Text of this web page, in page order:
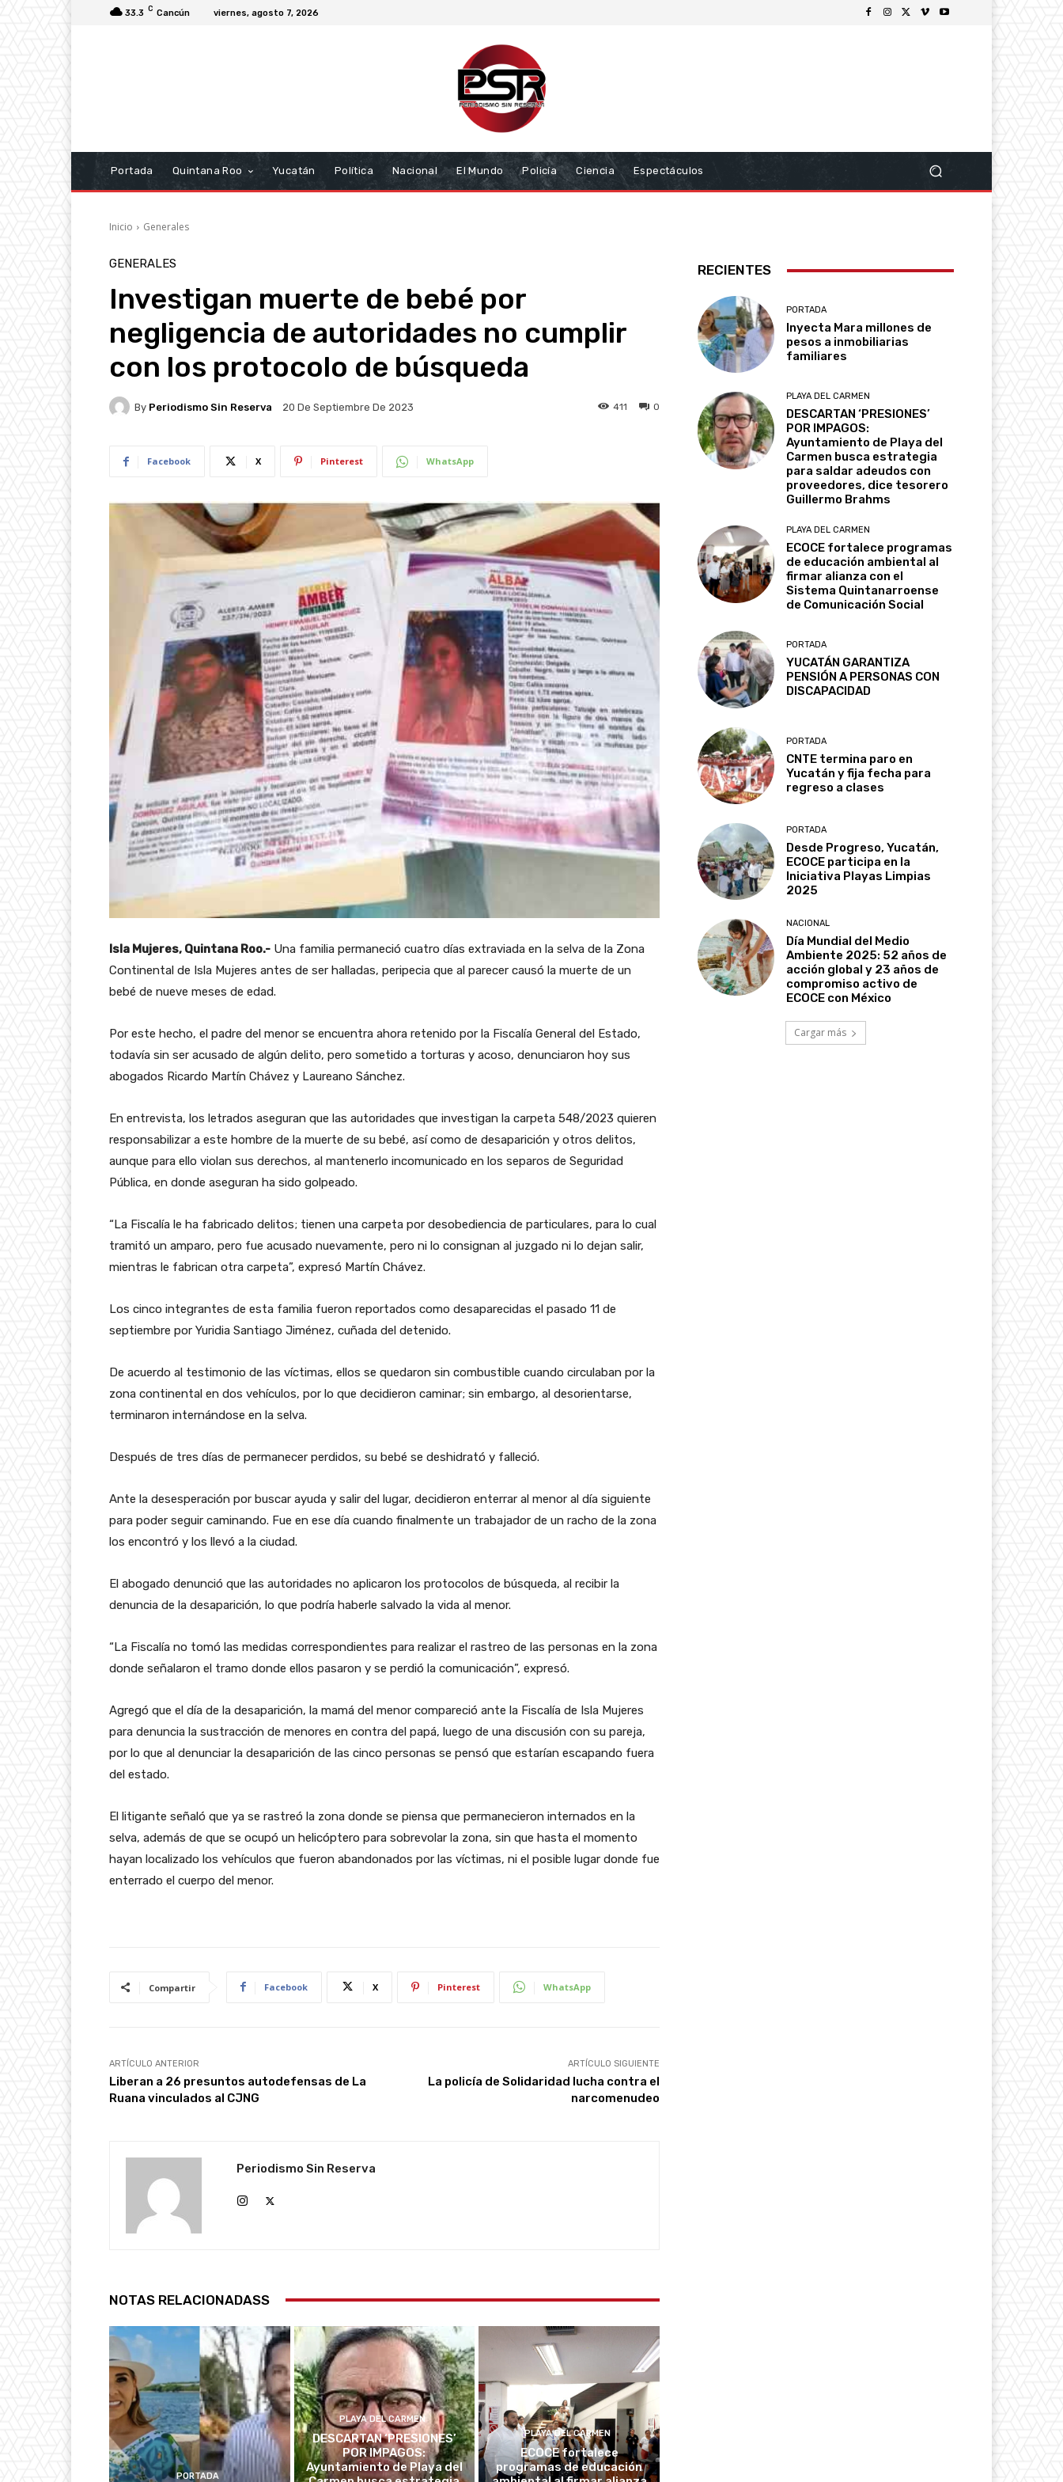
33.3 C Cancún viernes, agosto 7, 2026
Portada Quintana Roo Yucatán Política Nacional El Mundo Policía Ciencia Espectáculos
Inicio Generales
GENERALES
Investigan muerte de bebé por
negligencia de autoridades no cumplir
con los protocolo de búsqueda
By Periodismo Sin Reserva 20 De Septiembre De 2023 0
411
Facebook X Pinterest WhatsApp
Isla Mujeres, Quintana Roo.- Una familia permaneció cuatro días extraviada en la selva de la Zona
Continental de Isla Mujeres antes de ser halladas, peripecia que al parecer causó la muerte de un
bebé de nueve meses de edad.
Por este hecho, el padre del menor se encuentra ahora retenido por la Fiscalía General del Estado,
todavía sin ser acusado de algún delito, pero sometido a torturas y acoso, denunciaron hoy sus
abogados Ricardo Martín Chávez y Laureano Sánchez.
En entrevista, los letrados aseguran que las autoridades que investigan la carpeta 548/2023 quieren
responsabilizar a este hombre de la muerte de su bebé, así como de desaparición y otros delitos,
aunque para ello violan sus derechos, al mantenerlo incomunicado en los separos de Seguridad
Pública, en donde aseguran ha sido golpeado.
“La Fiscalía le ha fabricado delitos; tienen una carpeta por desobediencia de particulares, para lo cual
tramitó un amparo, pero fue acusado nuevamente, pero ni lo consignan al juzgado ni lo dejan salir,
mientras le fabrican otra carpeta”, expresó Martín Chávez.
Los cinco integrantes de esta familia fueron reportados como desaparecidas el pasado 11 de
septiembre por Yuridia Santiago Jiménez, cuñada del detenido.
De acuerdo al testimonio de las víctimas, ellos se quedaron sin combustible cuando circulaban por la
zona continental en dos vehículos, por lo que decidieron caminar; sin embargo, al desorientarse,
terminaron internándose en la selva.
Después de tres días de permanecer perdidos, su bebé se deshidrató y falleció.
Ante la desesperación por buscar ayuda y salir del lugar, decidieron enterrar al menor al día siguiente
para poder seguir caminando. Fue en ese día cuando finalmente un trabajador de un racho de la zona
los encontró y los llevó a la ciudad.
El abogado denunció que las autoridades no aplicaron los protocolos de búsqueda, al recibir la
denuncia de la desaparición, lo que podría haberle salvado la vida al menor.
“La Fiscalía no tomó las medidas correspondientes para realizar el rastreo de las personas en la zona
donde señalaron el tramo donde ellos pasaron y se perdió la comunicación”, expresó.
Agregó que el día de la desaparición, la mamá del menor compareció ante la Fiscalía de Isla Mujeres
para denuncia la sustracción de menores en contra del papá, luego de una discusión con su pareja,
por lo que al denunciar la desaparición de las cinco personas se pensó que estarían escapando fuera
del estado.
El litigante señaló que ya se rastreó la zona donde se piensa que permanecieron internados en la
selva, además de que se ocupó un helicóptero para sobrevolar la zona, sin que hasta el momento
hayan localizado los vehículos que fueron abandonados por las víctimas, ni el posible lugar donde fue
enterrado el cuerpo del menor.
Compartir Facebook X Pinterest WhatsApp
ARTÍCULO ANTERIOR
Liberan a 26 presuntos autodefensas de La
Ruana vinculados al CJNG
ARTÍCULO SIGUIENTE
La policía de Solidaridad lucha contra el
narcomenudeo
Periodismo Sin Reserva
NOTAS RELACIONADASS
PORTADA
PLAYA DEL CARMEN
DESCARTAN ‘PRESIONES’
POR IMPAGOS:
Ayuntamiento de Playa del
PLAYA DEL CARMEN
ECOCE fortalece
programas de educación
RECIENTES
PORTADA
Inyecta Mara millones de
pesos a inmobiliarias
familiares
PLAYA DEL CARMEN
DESCARTAN ‘PRESIONES’
POR IMPAGOS:
Ayuntamiento de Playa del
Carmen busca estrategia
para saldar adeudos con
proveedores, dice tesorero
Guillermo Brahms
PLAYA DEL CARMEN
ECOCE fortalece programas
de educación ambiental al
firmar alianza con el
Sistema Quintanarroense
de Comunicación Social
PORTADA
YUCATÁN GARANTIZA
PENSIÓN A PERSONAS CON
DISCAPACIDAD
PORTADA
CNTE termina paro en
Yucatán y fija fecha para
regreso a clases
PORTADA
Desde Progreso, Yucatán,
ECOCE participa en la
Iniciativa Playas Limpias
2025
NACIONAL
Día Mundial del Medio
Ambiente 2025: 52 años de
acción global y 23 años de
compromiso activo de
ECOCE con México
Cargar más